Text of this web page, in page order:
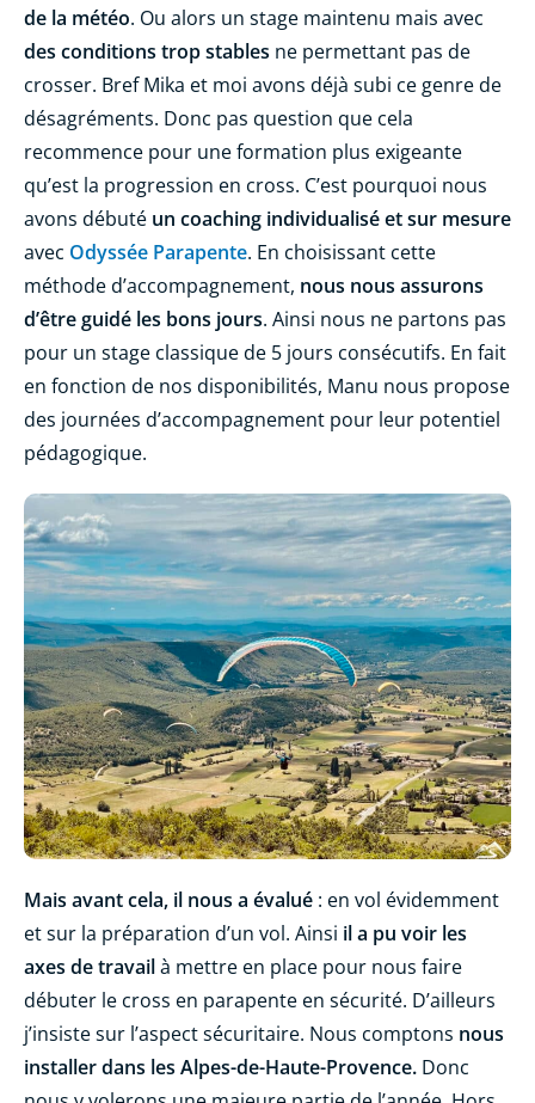
de la météo. Ou alors un stage maintenu mais avec
des conditions trop stables ne permettant pas de
crosser. Bref Mika et moi avons déjà subi ce genre de
désagréments. Donc pas question que cela
recommence pour une formation plus exigeante
qu’est la progression en cross. C’est pourquoi nous
avons débuté un coaching individualisé et sur mesure
avec Odyssée Parapente. En choisissant cette
méthode d’accompagnement, nous nous assurons
d’être guidé les bons jours. Ainsi nous ne partons pas
pour un stage classique de 5 jours consécutifs. En fait
en fonction de nos disponibilités, Manu nous propose
des journées d’accompagnement pour leur potentiel
pédagogique.
Mais avant cela, il nous a évalué : en vol évidemment
et sur la préparation d’un vol. Ainsi il a pu voir les
axes de travailà mettre en place pour nous faire
débuter le cross en parapente en sécurité. D’ailleurs
j’insiste sur l’aspect sécuritaire. Nous comptons nous
installer dans les Alpes-de-Haute-Provence. Donc